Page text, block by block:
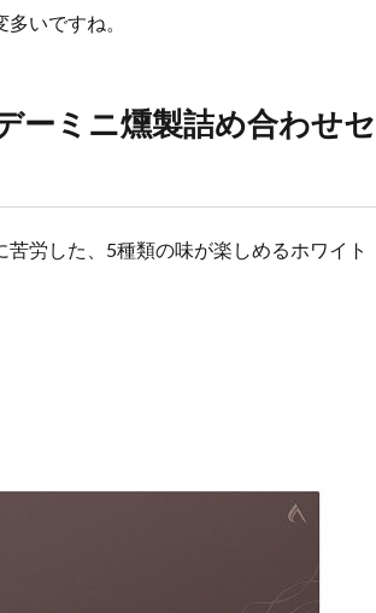
いですね。
ーミニ燻製詰め合わせセ
労した、5種類の味が楽しめるホワイト